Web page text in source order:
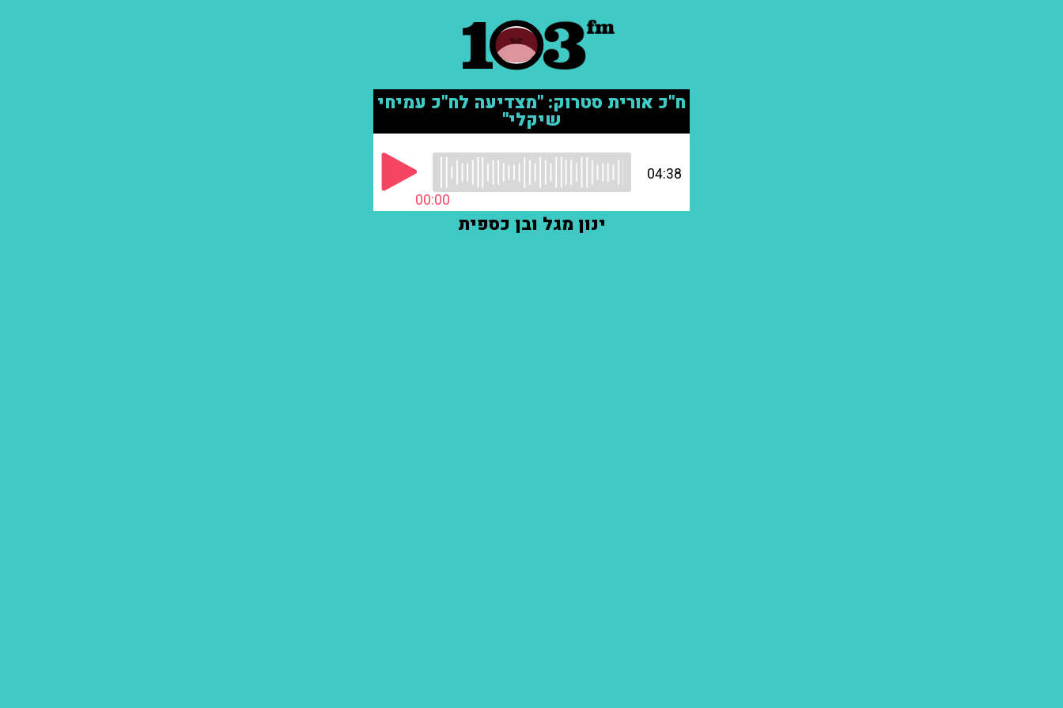
ח"כ אורית סטרוק: "מצדיעה לח"כ עמיחי
שיקלי"
00:00
04:38
ינון מגל ובן כספית